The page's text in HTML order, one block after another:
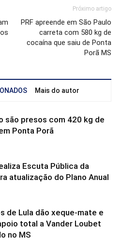
Próximo artigo
PRF apreende em São Paulo
carreta com 580 kg de
cocaína que saiu de Ponta
Porã MS
Mais do autor
são presos com 420 kg de
Ponta Porã
Escuta Pública da
atualização do Plano Anual
de Lula dão xeque-mate e
total a Vander Loubet
no MS